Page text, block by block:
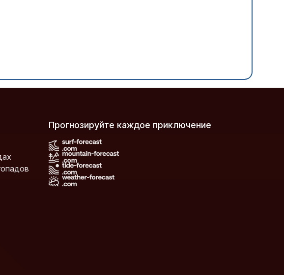
Прогнозируйте каждое приключение